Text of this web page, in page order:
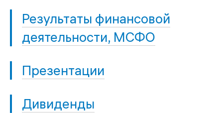
Результаты финансовой
деятельности, МСФО
Презентации
Дивиденды